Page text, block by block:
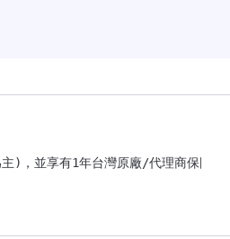
並享有1年台灣原廠/代理商保固(